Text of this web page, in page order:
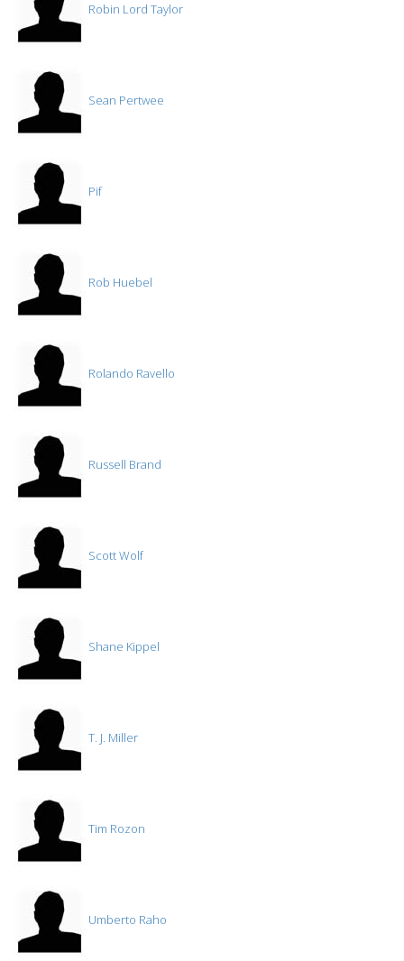
Robin Lord Taylor
Sean Pertwee
Pif
Rob Huebel
Rolando Ravello
Russell Brand
Scott Wolf
Shane Kippel
T. J. Miller
Tim Rozon
Umberto Raho